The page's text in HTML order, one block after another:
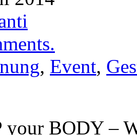
, Event,
your BODY –